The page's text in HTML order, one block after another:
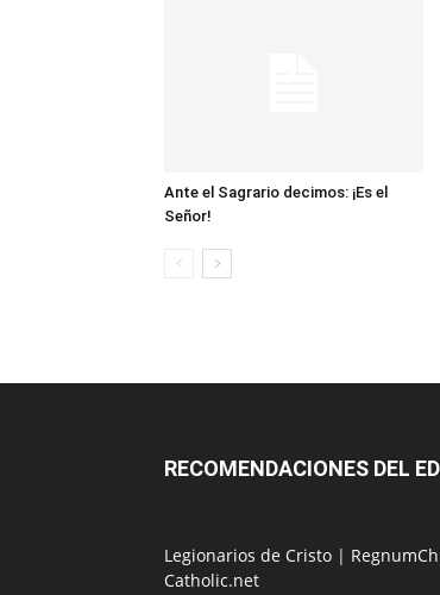
Ante el Sagrario decimos: ¡Es el
Señor!
RECOMENDACIONES DEL
Legionarios de Cristo |
Catholic.net